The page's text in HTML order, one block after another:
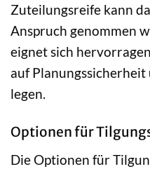
Zuteilungsreife kann
Anspruch genommen
eignet sich
auf
legen.
Optionen für
Die Optionen für